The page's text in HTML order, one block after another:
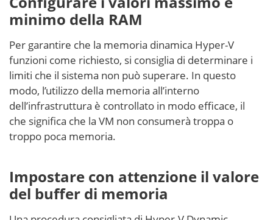
minimo della RAM
Per garantire che la memoria dinamica Hyper-V
funzioni come richiesto, si consiglia di determinare i
limiti che il sistema non può superare. In questo
modo, l’utilizzo della memoria all’interno
dell’infrastruttura è controllato in modo efficace, il
che significa che la VM non consumerà troppa o
troppo poca memoria.
Impostare con attenzione il valore
del buffer di memoria